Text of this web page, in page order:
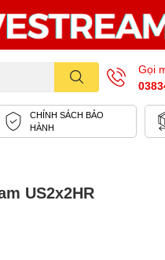
Gọi
CHÍNH SÁCH BẢO
HÀNH
US2x2HR